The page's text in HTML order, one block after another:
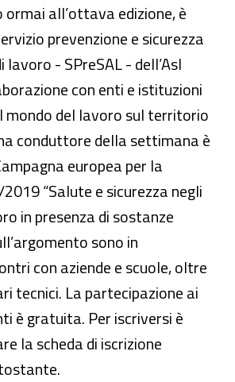
ormai all’ottava edizione, è
prevenzione e sicurezza
lavoro - SPreSAL - dell’Asl
con enti e istituzioni
mondo del lavoro sul territorio
conduttore della settimana è
europea per la
“Salute e sicurezza negli
in presenza di sostanze
sono in
con aziende e scuole, oltre
tecnici. La partecipazione ai
è gratuita. Per iscriversi è
la scheda di iscrizione